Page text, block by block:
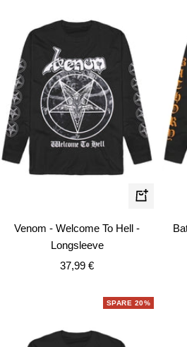
Venom - Welcome To Hell -
Longsleeve
Angebotspreis
37,99 €
SPARE 20%